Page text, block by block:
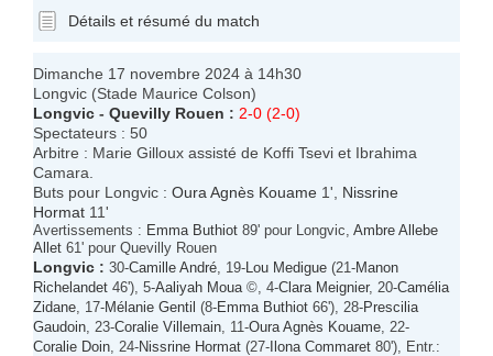
Détails et résumé du match
Dimanche 17 novembre 2024 à 14h30
Longvic (Stade Maurice Colson)
Longvic - Quevilly Rouen : 2-0 (2-0)
Spectateurs : 50
Arbitre : Marie Gilloux assisté de Koffi Tsevi et Ibrahima
Camara.
Buts pour Longvic : Oura Agnès Kouame 1', Nissrine
Hormat 11'
Avertissements : Emma Buthiot 89' pour Longvic, Ambre Allebe
Allet 61' pour Quevilly Rouen
Longvic : 30-Camille André , 19- Lou Medigue (21-Manon
Richelandet 46'), 5-Aaliyah Moua ©, 4-Clara Meignier, 20-Camélia
Zidane , 17-Mélanie Gentil (8-Emma Buthiot 66'), 28-Prescilia
Gaudoin , 23-Coralie Villemain , 11-Oura Agnès Kouame , 22-
Coralie Doin , 24-Nissrine Hormat (27- Ilona Commaret 80'), Entr.: